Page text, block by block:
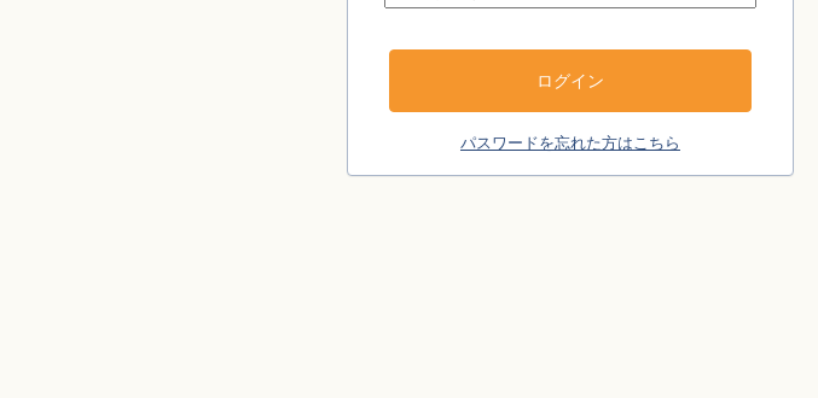
パスワードを忘れた方はこちら